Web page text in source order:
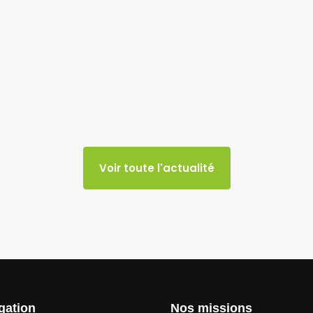
Voir toute l'actualité
Nos missions